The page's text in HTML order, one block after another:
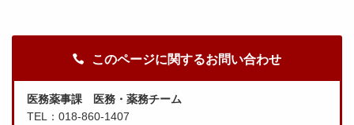
このページに関するお問い合わせ
医務薬事課 医務・薬務チーム
TEL：018-860-1407